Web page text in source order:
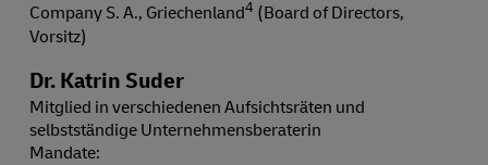
Company S. A., Griechenland4(Board of Directors,
Vorsitz)
Dr. Katrin Suder
Mitglied in verschiedenen Aufsichtsräten und
selbstständige Unternehmensberaterin
Mandate: